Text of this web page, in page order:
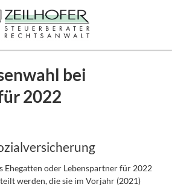
bei
2022
Ehegatten oder Lebenspartner für 2022
werden, die sie im Vorjahr (2021)